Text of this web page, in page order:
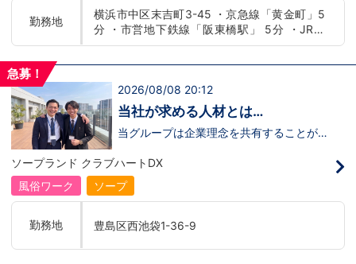
方が当グループでは活躍の場を広げていま
す。他にも…・失敗しても諦めない！・と
にかくやる気だけは負けない！・環境を変
をあげたい！など。接客業経験がないから
ジョンの為にこうしたい！こうなりたい！
と強い意志を持ってる方にも平等にチャン
スがある職場になっています。その為、未
経験からの応募も大歓迎です。今働いてる
倒的に多いです。「ちょっと求めてる人物
像と自分は違うかも…？」と思う方もいる
と思います。ですが、よく考えてくださ
い。全てが当てはまる人の方が少ないと思
分なんです。まずは応募して、面接時にあ
なたの想いを聞かせてください。その後、
私たちの想いを説明させていただきます。
勤務地
横浜市中区末吉町3-45 ・京急線「黄金町」5
分 ・市営地下鉄線「阪東橋駅」 5分 ・JR線
「関内駅」15分
急募！
2026/08/08 20:12
当社が求める人材とは…
当グループは企業理念を共有することがで
神】を持っている方を求めています。さら
に！『ハピネスグループは、店舗数が増え
ます！！』つまり…【店長/幹部】の空き
枠があるってことです。実際に働いてみ
職者になれない(´;ω;｀)なんて経験はあり
ませんか？？当グループは年功序列ではな
く実力主義です。頑張り次第でいくらでも
ソープランド クラブハートDX
風俗ワーク
ソープ
勤務地 豊島区西池袋1-36-9